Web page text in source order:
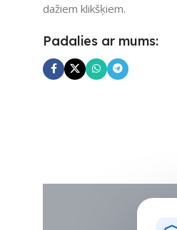
dažiem klikšķiem.
Padalies ar mums: